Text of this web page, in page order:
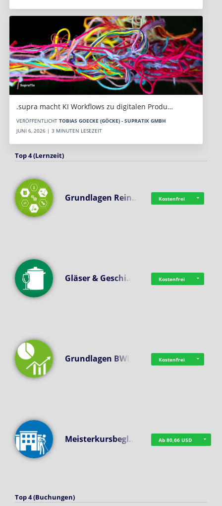
.supra macht KI Workflows zu digitalen Produ…
VERÖFFENTLICHT TOBIAS GOECKE (GÖCKE) - SUPRATIX GMBH
JUNI 6, 2026 | 3 MINUTEN LESEZEIT
Top 4 (Lernzeit)
Grundlagen Rein… Kostenfrei
Gläser & Geschi… Kostenfrei
Grundlagen BWL Kostenfrei
Meisterkursbegl… Ab 80,66 USD
Top 4 (Buchungen)